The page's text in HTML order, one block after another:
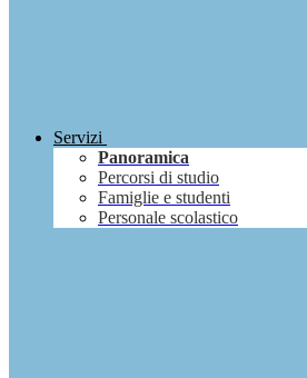
Servizi
Panoramica
Percorsi di studio
Famiglie e studenti
Personale scolastico